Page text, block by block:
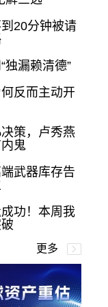
20分钟被请
独漏赖清德”
反而主动开
策，卢秀燕
鬼
武器库存告
功！本周我
更多